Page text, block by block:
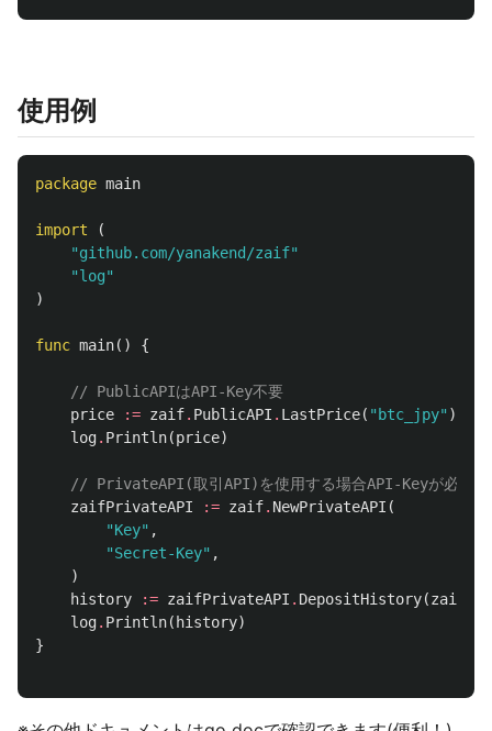
使用例
package main
import
(
"github.com/yanakend/zaif"
"log"
)
func main() {
// PublicAPIはAPI-Key不要
price
:= zaif. PublicAPI . LastPrice( "btc_jpy" )
log. Println(price)
// PrivateAPI(取引API)を使用する場合API-Keyが必要
zaifPrivateAPI
:= zaif. NewPrivateAPI (
"Key" ,
"Secret-Key" ,
)
history
:= zaifPrivateAPI . DepositHistory(
log. Println( history)
}